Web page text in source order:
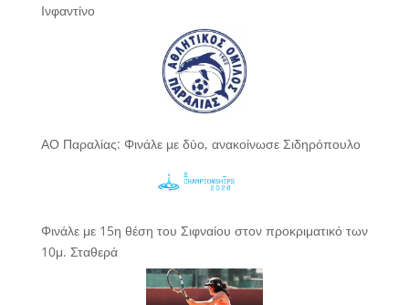
Ινφαντίνο
ΑΟ Παραλίας: Φινάλε με δύο, ανακοίνωσε Σιδηρόπουλο
Φινάλε με 15η θέση του Σιφναίου στον προκριματικό των
10μ. Σταθερά